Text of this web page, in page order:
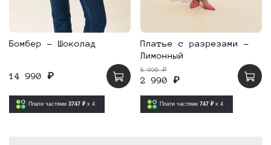
Бомбер - Шоколад
14 990 ₽
Плати частями 3747 ₽ x 4
Платье с разрезами -
Лимонный
6 990 ₽
2 990 ₽
Плати частями 747 ₽ x 4